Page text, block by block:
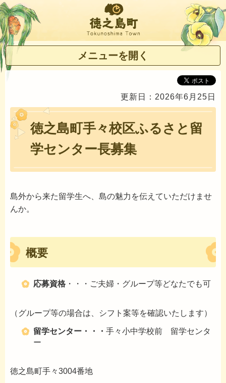
徳之島町
メニューを開く
更新日：2026年6月25日
徳之島町手々校区ふるさと留
学センター長募集
島外から来た留学生へ、島の魅力を伝えていただけませ
んか。
概要
応募資格 ・・・ご夫婦・グループ等どなたでも可
（グループ等の場合は、シフト案等を確認いたします）
留学センター・・・ 手々小中学校前 留学センタ
ー
徳之島町手々3004番地